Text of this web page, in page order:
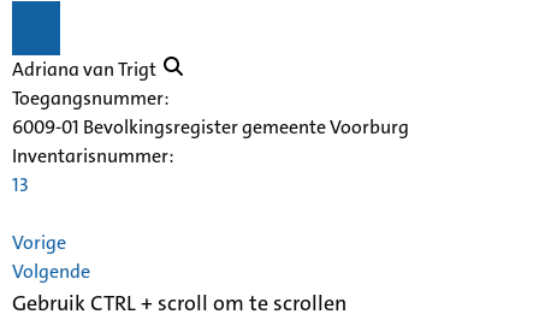
Adriana van Trigt
Toegangsnummer:
6009-01 Bevolkingsregister gemeente Voorburg
Inventarisnummer:
13
Vorige
Volgende
Gebruik CTRL + scroll om te scrollen